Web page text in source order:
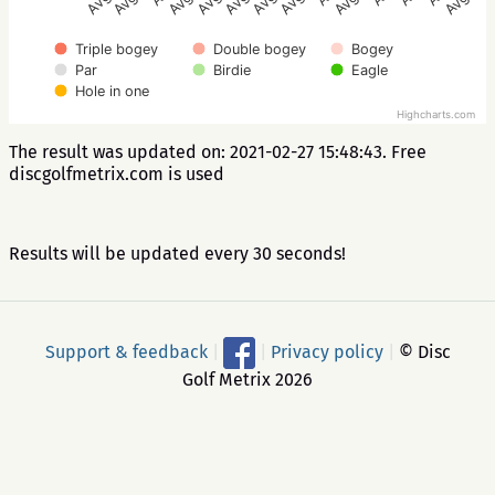
Triple bogey Double bogey
Bogey
Par
Birdie
Eagle
Hole in one
Highcharts.com
The result was updated on: 2021-02-27 15:48:43. Free
discgolfmetrix.com is used
Results will be updated every 30 seconds!
Support & feedback Privacy policy
© Disc
Golf Metrix 2026